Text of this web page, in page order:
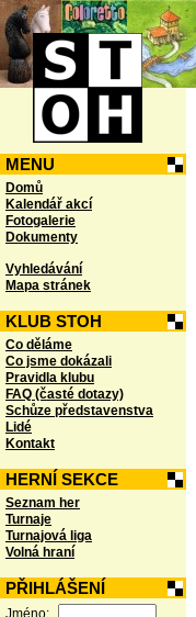
MENU
Domů
Kalendář akcí
Fotogalerie
Dokumenty
Vyhledávání
Mapa stránek
KLUB STOH
Co děláme
Co jsme dokázali
Pravidla klubu
FAQ (časté dotazy)
Schůze představenstva
Lidé
Kontakt
HERNÍ SEKCE
Seznam her
Turnaje
Turnajová liga
Volná hraní
PŘIHLÁŠENÍ
Jméno: